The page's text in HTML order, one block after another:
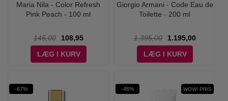
Maria Nila - Color Refresh
Pink Peach - 100 ml
145,00
108,95
LÆG I KURV
Giorgio Armani - Code Eau de
Toilette - 200 ml
1.395,00
1.195,00
LÆG I KURV
-67% -46% WOW! PRIS